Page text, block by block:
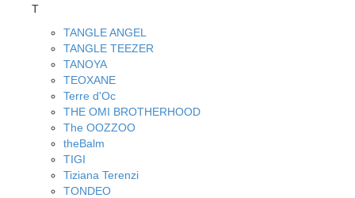
T
TANGLE ANGEL
TANGLE TEEZER
TANOYA
TEOXANE
Terre d'Oc
THE OMI BROTHERHOOD
The OOZZOO
theBalm
TIGI
Tiziana Terenzi
TONDEO